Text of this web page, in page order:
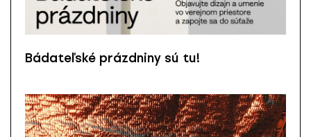
Bádateľské prázdniny sú tu!